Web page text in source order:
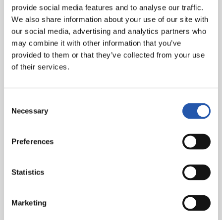
provide social media features and to analyse our traffic.
We also share information about your use of our site with
our social media, advertising and analytics partners who
may combine it with other information that you’ve
provided to them or that they’ve collected from your use
of their services.
Selection
Necessary
Preferences
Statistics
Marketing
siguen siendo la columna vertebral de un equipo que
logró en la jornada inaugural su única victoria. Este
dato no puede llevarnos a equivoco, sumaron ante el
FC Barcelona, apretaron hasta el final al Atlético de
Madrid y Athletic Club… siguen siendo el mismo
conjunto peligroso que fueron la pasada campaña.